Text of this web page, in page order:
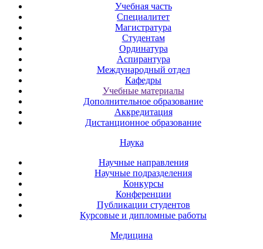
Учебная часть
Специалитет
Магистратура
Студентам
Ординатура
Аспирантура
Международный отдел
Кафедры
Учебные материалы
Дополнительное образование
Аккредитация
Дистанционное образование
Наука
Научные направления
Научные подразделения
Конкурсы
Конференции
Публикации студентов
Курсовые и дипломные работы
Медицина